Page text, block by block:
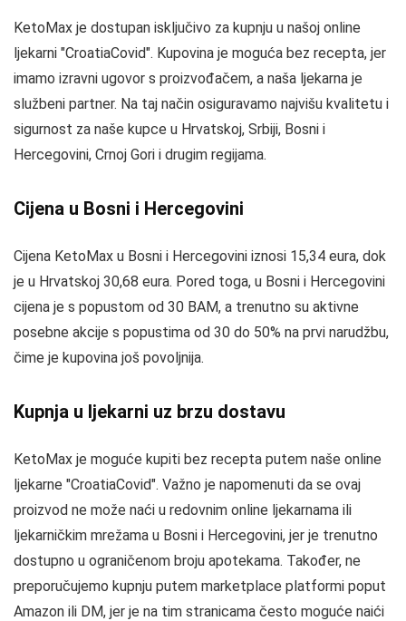
KetoMax je dostupan isključivo za kupnju u našoj online
ljekarni "CroatiaCovid". Kupovina je moguća bez recepta, jer
imamo izravni ugovor s proizvođačem, a naša ljekarna je
službeni partner. Na taj način osiguravamo najvišu kvalitetu i
sigurnost za naše kupce u Hrvatskoj, Srbiji, Bosni i
Hercegovini, Crnoj Gori i drugim regijama.
Cijena u Bosni i Hercegovini
Cijena KetoMax u Bosni i Hercegovini iznosi 15,34 eura, dok
je u Hrvatskoj 30,68 eura. Pored toga, u Bosni i Hercegovini
cijena je s popustom od 30 BAM, a trenutno su aktivne
posebne akcije s popustima od 30 do 50% na prvi narudžbu,
čime je kupovina još povoljnija.
Kupnja u ljekarni uz brzu dostavu
KetoMax je moguće kupiti bez recepta putem naše online
ljekarne "CroatiaCovid". Važno je napomenuti da se ovaj
proizvod ne može naći u redovnim online ljekarnama ili
ljekarničkim mrežama u Bosni i Hercegovini, jer je trenutno
dostupno u ograničenom broju apotekama. Također, ne
preporučujemo kupnju putem marketplace platformi poput
Amazon ili DM, jer je na tim stranicama često moguće naići